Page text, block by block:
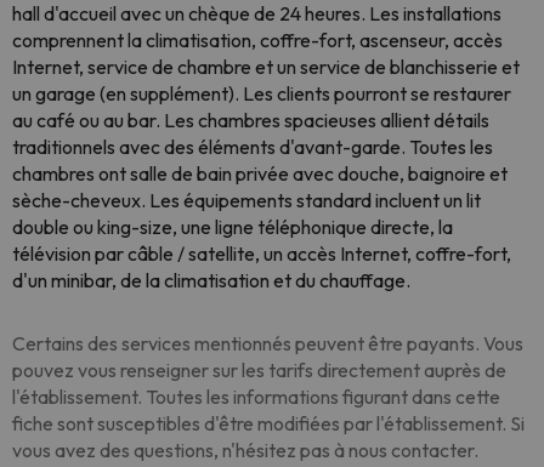
hall d'accueil avec un chèque de 24 heures. Les installations
comprennent la climatisation, coffre-fort, ascenseur, accès
Internet, service de chambre et un service de blanchisserie et
un garage (en supplément). Les clients pourront se restaurer
au café ou au bar. Les chambres spacieuses allient détails
traditionnels avec des éléments d'avant-garde. Toutes les
chambres ont salle de bain privée avec douche, baignoire et
sèche-cheveux. Les équipements standard incluent un lit
double ou king-size, une ligne téléphonique directe, la
télévision par câble / satellite, un accès Internet, coffre-fort,
d'un minibar, de la climatisation et du chauffage.
Certains des services mentionnés peuvent être payants. Vous
pouvez vous renseigner sur les tarifs directement auprès de
l'établissement. Toutes les informations figurant dans cette
fiche sont susceptibles d'être modifiées par l'établissement. Si
vous avez des questions, n'hésitez pas à nous contacter.